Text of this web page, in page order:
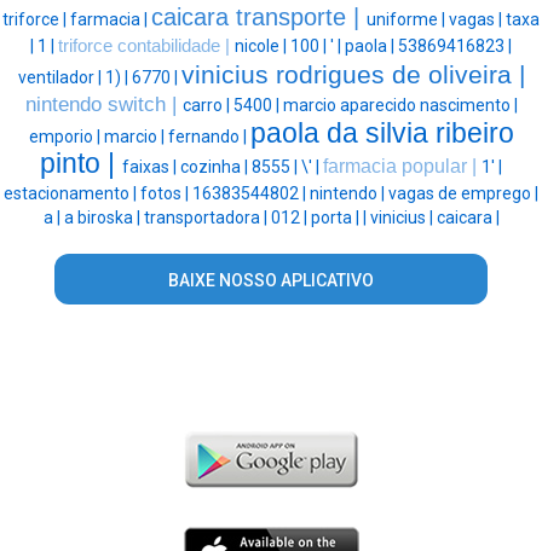
triforce | farmacia | caicara transporte | uniforme | vagas | taxa
1 | triforce contabilidade | nicole | 100 | ' | paola | 53869416823 |
ventilador | 1) | 6770 | vinicius rodrigues de oliveira |
nintendo switch | carro | 5400 | marcio aparecido nascimento |
emporio | marcio | fernando | paola da silvia ribeiro
pinto | faixas | cozinha | 8555 | \' | farmacia popular | 1' |
estacionamento | fotos | 16383544802 | nintendo | vagas de emprego |
a | a biroska | transportadora | 012 | porta | vinicius | caicara |
BAIXE NOSSO APLICATIVO